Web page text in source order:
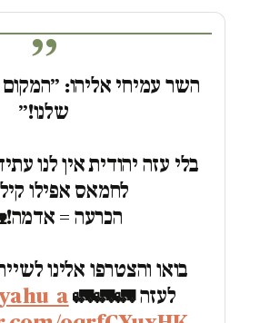
השר עמיחי אליהו:
שלנו!״
בלי עזה יהודית אין לנו
לחמאס אפילו
הכרעה =
בואו והצטרפו אלינו
לעזה 🚛🚛🚛 🇮🇱